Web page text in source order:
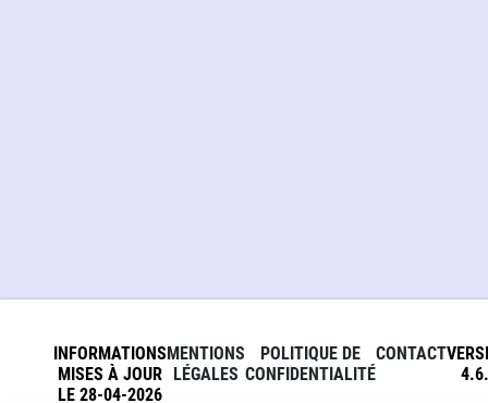
INFORMATIONS
MISES À JOUR
LE 28-04-2026
MENTIONS
LÉGALES
POLITIQUE DE
CONFIDENTIALITÉ
CONTACT